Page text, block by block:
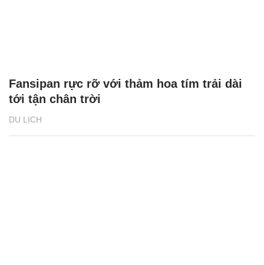
DU LỊCH
Fansipan rực rỡ với thảm hoa tím trải dài
tới tận chân trời